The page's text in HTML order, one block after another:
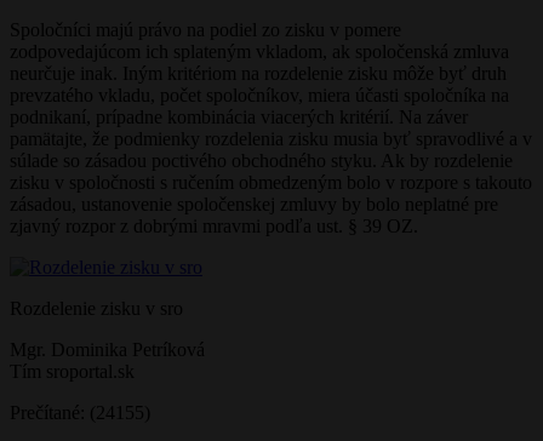
Spoločníci majú právo na podiel zo zisku v pomere
zodpovedajúcom ich splateným vkladom, ak spoločenská zmluva
neurčuje inak. Iným kritériom na rozdelenie zisku môže byť druh
prevzatého vkladu, počet spoločníkov, miera účasti spoločníka na
podnikaní, prípadne kombinácia viacerých kritérií. Na záver
pamätajte, že podmienky rozdelenia zisku musia byť spravodlivé a v
súlade so zásadou poctivého obchodného styku. Ak by rozdelenie
zisku v spoločnosti s ručením obmedzeným bolo v rozpore s takouto
zásadou, ustanovenie spoločenskej zmluvy by bolo neplatné pre
zjavný rozpor z dobrými mravmi podľa ust. § 39 OZ.
Rozdelenie zisku v sro
Mgr. Dominika Petríková
Tím sroportal.sk
Prečítané: (24155)